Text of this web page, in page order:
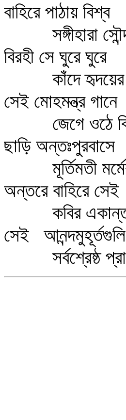
বাহিরে পাঠায়
সঙ্গীহারা
বিরহী সে ঘুরে
কাঁদে হৃদয়ের
সেই মোহমন্ত্র
জেগে ওঠে
ছাড়ি
মূর্তিমতী
অন্তরে বাহিরে
কবির একান্ত
সেই
সর্বশ্রেষ্ঠ